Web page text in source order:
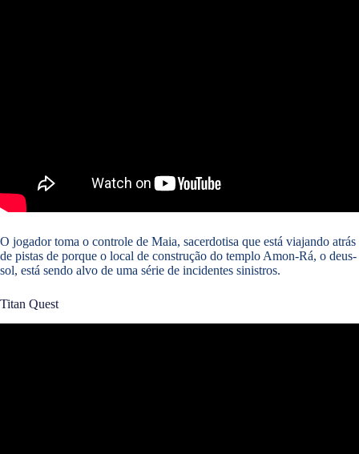
O jogador toma o controle de Maia, sacerdotisa que está viajando atrás
de pistas de porque o local de construção do templo Amon-Rá, o deus-
sol, está sendo alvo de uma série de incidentes sinistros.
Titan Quest